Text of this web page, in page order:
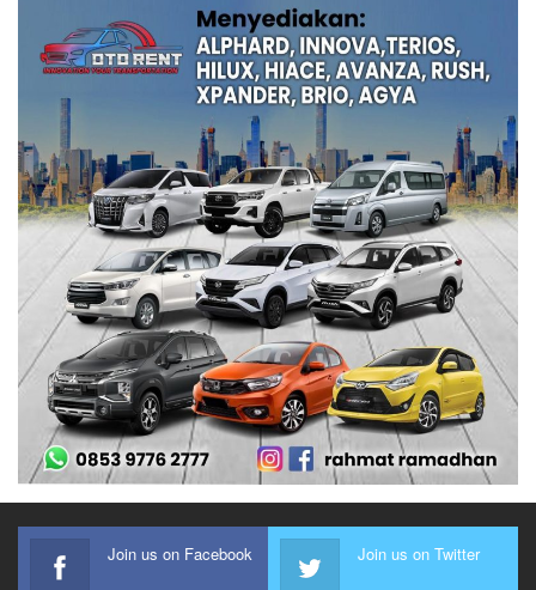
Join us on Facebook Join us on Twitter